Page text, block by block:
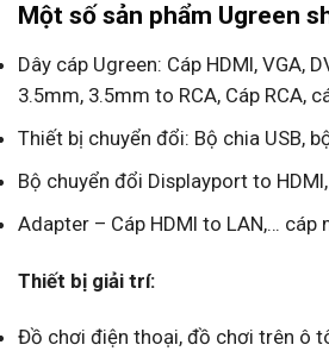
Một số sản phẩm Ugreen
Dây cáp Ugreen: Cáp HDMI, VGA,
3.5mm, 3.5mm to RCA, Cáp RCA,
Thiết bị chuyển đổi: Bộ chia USB,
Bộ chuyển đổi Displayport to HDMI,
Adapter – Cáp HDMI to LAN,… cáp
Thiết bị giải trí:
Đồ chơi điện thoại, đồ chơi trên ô